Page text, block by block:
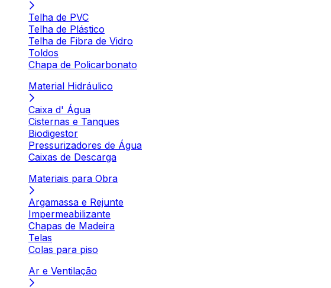
Telha de PVC
Telha de Plástico
Telha de Fibra de Vidro
Toldos
Chapa de Policarbonato
Material Hidráulico
Caixa d' Água
Cisternas e Tanques
Biodigestor
Pressurizadores de Água
Caixas de Descarga
Materiais para Obra
Argamassa e Rejunte
Impermeabilizante
Chapas de Madeira
Telas
Colas para piso
Ar e Ventilação